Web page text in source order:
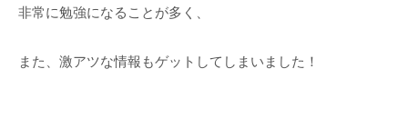
非常に勉強になることが多く、
また、激アツな情報もゲットしてしまいました！